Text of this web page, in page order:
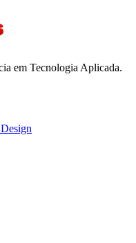
em Tecnologia Aplicada.